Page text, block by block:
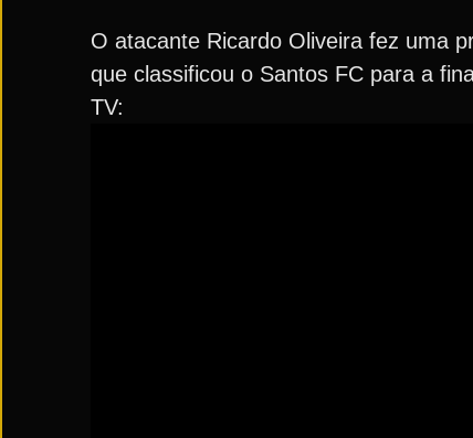
O atacante Ricardo Oliveira fez uma
que classificou o Santos FC para a
TV: